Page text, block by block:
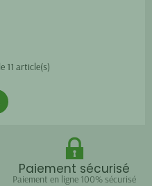
11 article(s)
Paiement sécurisé
Paiement en ligne 100% sécurisé